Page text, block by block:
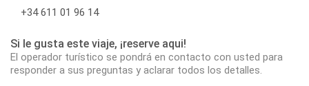
+34 611 01 96 14
Si le gusta este viaje, ¡reserve aqui!
El operador turístico se pondrá en contacto con usted para
responder a sus preguntas y aclarar todos los detalles.